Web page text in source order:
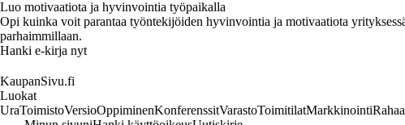
Luo motivaatiota ja hyvinvointia työpaikalla
Opi kuinka voit parantaa työntekijöiden hyvinvointia ja motivaatiota
parhaimmillaan.
Hanki e-kirja nyt
KaupanSivu.fi
Luokat
UraToimistoVersioOppiminenKonferenssitVarastoToimitilatMarkkinointiRahaa